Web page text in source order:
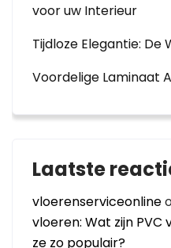
voor uw Interieur
Tijdloze Elegantie: De
Voordelige Laminaat
Laatste
vloerenserviceonline
vloeren: Wat zijn
ze zo populair?